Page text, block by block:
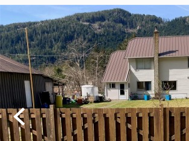
Previous